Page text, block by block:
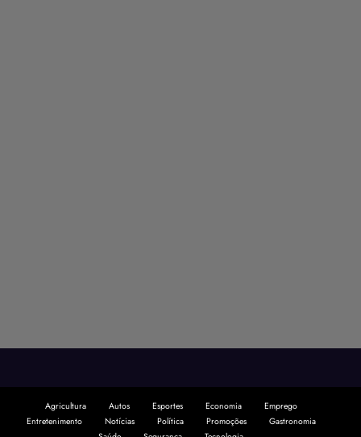
Agricultura Autos Esportes Economia
Emprego
Entretenimento
Notícias Política Promoções
Gastronomia